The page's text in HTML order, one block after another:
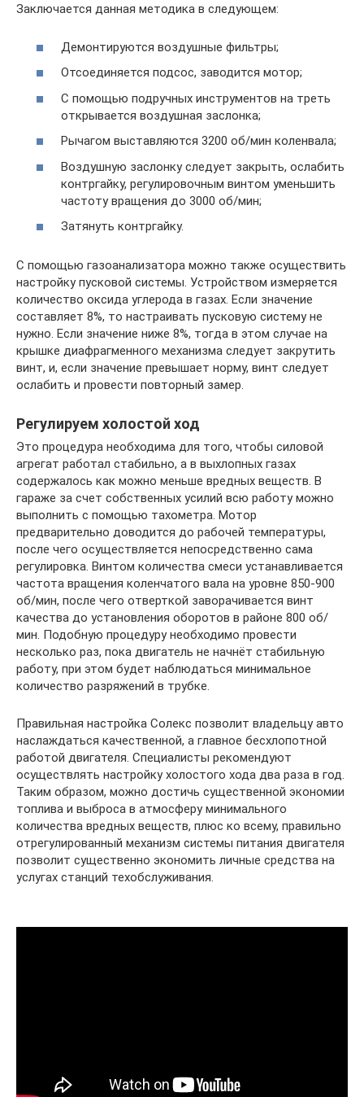
Заключается данная методика в следующем:
Демонтируются воздушные фильтры;
Отсоединяется подсос, заводится мотор;
С помощью подручных инструментов на треть
открывается воздушная заслонка;
Рычагом выставляются 3200 об/мин коленвала;
Воздушную заслонку следует закрыть, ослабить
контргайку, регулировочным винтом уменьшить
частоту вращения до 3000 об/мин;
Затянуть контргайку.
С помощью газоанализатора можно также осуществить
настройку пусковой системы. Устройством измеряется
количество оксида углерода в газах. Если значение
составляет 8%, то настраивать пусковую систему не
нужно. Если значение ниже 8%, тогда в этом случае на
крышке диафрагменного механизма следует закрутить
винт, и, если значение превышает норму, винт следует
ослабить и провести повторный замер.
Регулируем холостой ход
Это процедура необходима для того, чтобы силовой
агрегат работал стабильно, а в выхлопных газах
содержалось как можно меньше вредных веществ. В
гараже за счет собственных усилий всю работу можно
выполнить с помощью тахометра. Мотор
предварительно доводится до рабочей температуры,
после чего осуществляется непосредственно сама
регулировка. Винтом количества смеси устанавливается
частота вращения коленчатого вала на уровне 850-900
об/мин, после чего отверткой заворачивается винт
качества до установления оборотов в районе 800 об/
мин. Подобную процедуру необходимо провести
несколько раз, пока двигатель не начнёт стабильную
работу, при этом будет наблюдаться минимальное
количество разряжений в трубке.
Правильная настройка Солекс позволит владельцу авто
наслаждаться качественной, а главное бесхлопотной
работой двигателя. Специалисты рекомендуют
осуществлять настройку холостого хода два раза в год.
Таким образом, можно достичь существенной экономии
топлива и выброса в атмосферу минимального
количества вредных веществ, плюс ко всему, правильно
отрегулированный механизм системы питания двигателя
позволит существенно экономить личные средства на
услугах станций техобслуживания.